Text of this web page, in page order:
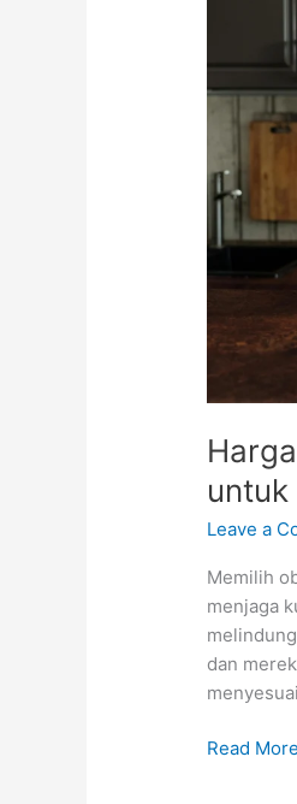
untuk
Leave a
Memilih
menjaga
dan
Terbaru
untuk
Jangka
Panjang
Read